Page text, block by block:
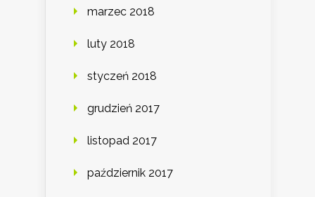
marzec 2018
luty 2018
styczeń 2018
grudzień 2017
listopad 2017
październik 2017